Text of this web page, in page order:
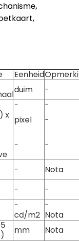
Eenheid
duim
-
-
-
x pixel -
- -
-
Nota
-
-
-
-
cd/m2 Nota
mm
Nota